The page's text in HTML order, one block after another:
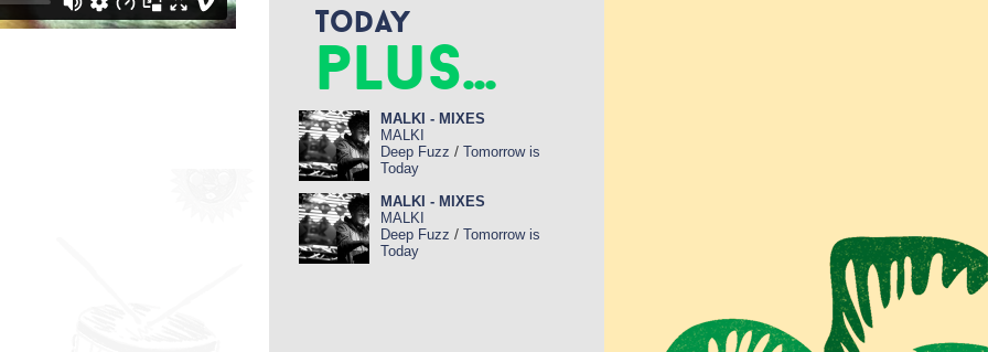
Today
plus...
MALKI - MIXES
MALKI
Deep Fuzz / Tomorrow is
Today
MALKI - MIXES
MALKI
Deep Fuzz / Tomorrow is
Today